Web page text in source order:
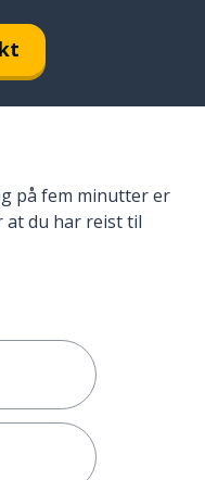
på fem minutter er
at du har reist til